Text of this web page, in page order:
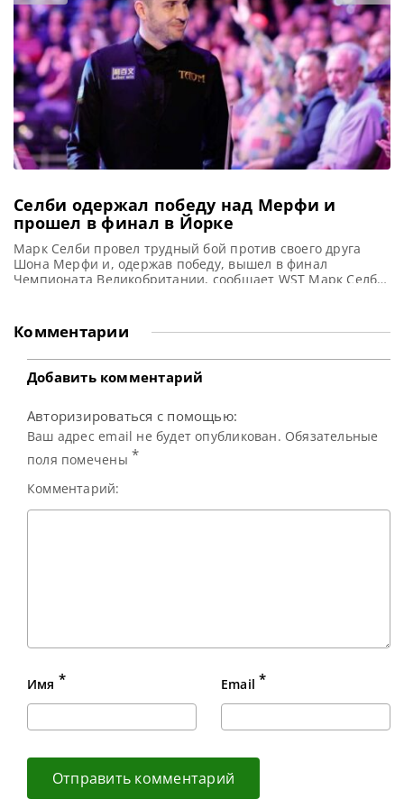
одержав верх над 22-летним бельгийским талантом
Жюльеном Леклерком со счетом
Селби одержал победу над Мерфи и
прошел в финал в Йорке
Марк Селби провел трудный бой против своего друга
Шона Мерфи и, одержав победу, вышел в финал
Чемпионата Великобритании, сообщает WST Марк Селби
Championship) в Йорке. Этот матч стал тридцать пятым в
истории противостояния двух выдающихся снукеристов.
Благодаря этой победе
Комментарии
Добавить комментарий
Авторизироваться с помощью:
Ваш адрес email не будет опубликован. Обязательные
поля помечены *
Комментарий:
Имя * Email *